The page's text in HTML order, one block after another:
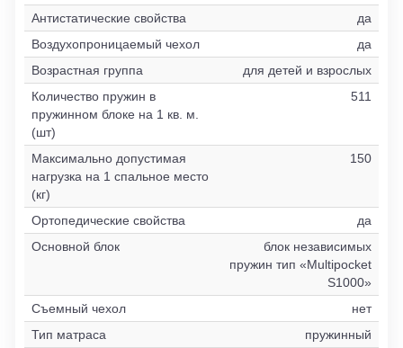
Антистатические свойства
да
Воздухопроницаемый чехол
да
Возрастная группа
для детей и взрослых
Количество пружин в
пружинном блоке на 1 кв. м.
(шт)
511
Максимально допустимая
нагрузка на 1 спальное место
(кг)
150
Ортопедические свойства
да
Основной блок
блок независимых
пружин тип «Multipocket
S1000»
Съемный чехол
нет
Тип матраса
пружинный